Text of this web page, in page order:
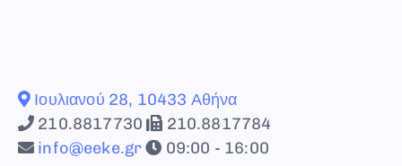
Ιουλιανού 28, 10433 Αθήνα
210.8817730
210.8817784
info@eeke.gr
09:00 - 16:00